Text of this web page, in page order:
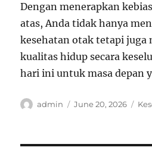
Dengan menerapkan
atas, Anda tidak hanya
kesehatan otak tetapi juga
kualitas hidup secara
hari ini untuk masa depan
Author
admin
Posted
June 20, 2026